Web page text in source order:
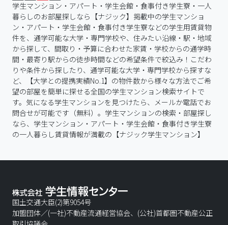
学生マンション・アパート・学生会館・食事付き学生寮・一人
暮らしのお部屋探しなら【ナジック】掲載中の学生マンショ
ン・アパート・学生会館・食事付き学生寮などの学生用賃貸物
件を、通学可能な大学・専門学校や、住みたい沿線・駅・地域
から探して、間取り・予算に合わせた家賃・学校からの通学時
間・最寄り駅からの徒歩時間などの希望条件で絞込み！こだわ
りや条件から探したり、通学可能な大学・専門学校から探すな
ど、【大学との提携実績No.1】の物件数から様々な方法でご希
望の部屋を簡単に探せる全国の学生マンション検索サイトで
す。気になる学生マンションを見つけたら、メールか電話でお
問合せが可能です（無料）。学生マンションの検索・部屋探し
なら、学生マンション・アパート・学生会館・食事付き学生寮
の一人暮らし賃貸情報が満載の【ナジック学生マンション】
国土交通大臣(2)第9054号
加盟団体／(一社)不動産流通経営協会、(公社)首都圏不動産公正